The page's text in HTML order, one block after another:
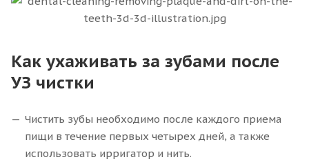
Как ухаживать за зубами после
УЗ чистки
Чистить зубы необходимо после каждого приема
пищи в течение первых четырех дней, а также
использовать ирригатор и нить.